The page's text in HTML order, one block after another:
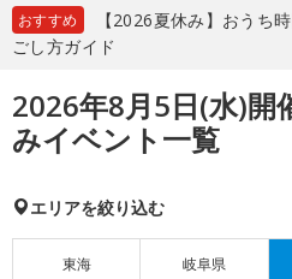
おすすめ
【2026夏休み】おうち
ごし方ガイド
2026年8月5日(水)開
みイベント一覧
エリアを絞り込む
東海 岐阜県